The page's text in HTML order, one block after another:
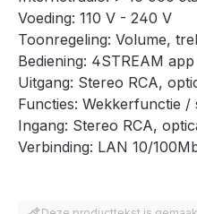
Voeding: 110 V - 240 V
Toonregeling: Volume,
Bediening: 4STREAM
Uitgang: Stereo RCA,
Functies: Wekkerfunctie /
Ingang: Stereo RCA,
Verbinding: LAN 10/